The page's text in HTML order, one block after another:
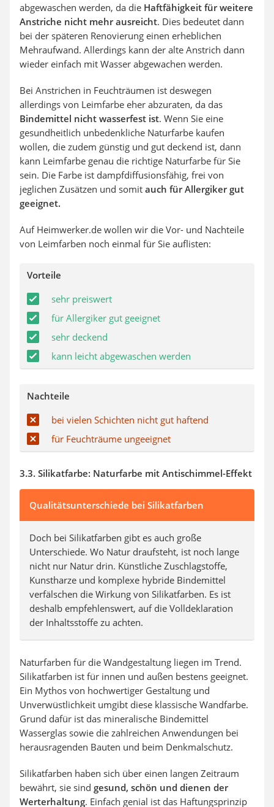
abgewaschen werden, da die Haftfähigkeit für weitere
Anstriche nicht mehr ausreicht. Dies bedeutet dann
bei der späteren Renovierung einen erheblichen
Mehraufwand. Allerdings kann der alte Anstrich dann
wieder einfach mit Wasser abgewachen werden.
Bei Anstrichen in Feuchträumen ist deswegen
allerdings von Leimfarbe eher abzuraten, da das
Bindemittel nicht wasserfest ist. Wenn Sie eine
gesundheitlich unbedenkliche Naturfarbe kaufen
wollen, die zudem günstig und gut deckend ist, dann
kann Leimfarbe genau die richtige Naturfarbe für Sie
sein. Die Farbe ist dampfdiffusionsfähig, frei von
jeglichen Zusätzen und somit auch für Allergiker gut
geeignet.
Auf Heimwerker.de wollen wir die Vor- und Nachteile
von Leimfarben noch einmal für Sie auflisten:
Vorteile
sehr preiswert
für Allergiker gut geeignet
sehr deckend
kann leicht abgewaschen werden
Nachteile
bei vielen Schichten nicht gut haftend
für Feuchträume ungeeignet
3.3. Silikatfarbe: Naturfarbe mit Antischimmel-Effekt
Qualitätsunterschiede bei Silikatfarben
Doch bei Silikatfarben gibt es auch große
Unterschiede. Wo Natur draufsteht, ist noch lange
nicht nur Natur drin. Künstliche Zuschlagstoffe,
Kunstharze und komplexe hybride Bindemittel
verfälschen die Wirkung von Silikatfarben. Es ist
deshalb empfehlenswert, auf die Volldeklaration
der Inhaltsstoffe zu achten.
Naturfarben für die Wandgestaltung liegen im Trend.
Silikatfarben ist für innen und außen bestens geeignet.
Ein Mythos von hochwertiger Gestaltung und
Unverwüstlichkeit umgibt diese klassische Wandfarbe.
Grund dafür ist das mineralische Bindemittel
Wasserglas sowie die zahlreichen Anwendungen bei
herausragenden Bauten und beim Denkmalschutz.
Silikatfarben haben sich über einen langen Zeitraum
bewährt, sie sind gesund, schön und dienen der
Werterhaltung. Einfach genial ist das Haftungsprinzip